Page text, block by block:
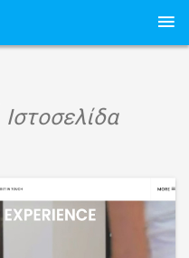
Ιστοσελίδα